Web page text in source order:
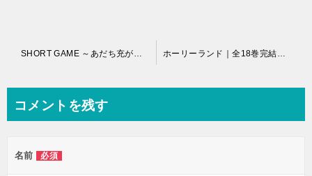
ビ
ー
SHORT GAME ～あだち充が短編で紡ぐ高校野球～｜全1巻完結！サンデーうぇぶりで全話無料配信中！ ホーリーランド｜全18巻完結！マンガParkで第17巻まで全話無料配信中！
コメントを残す
名前 必須